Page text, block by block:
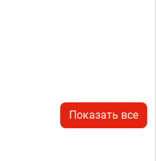
Показать все